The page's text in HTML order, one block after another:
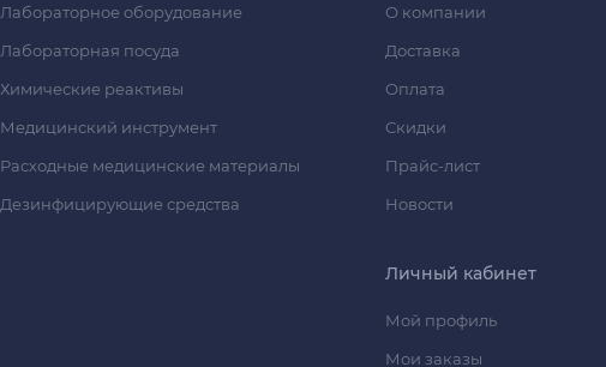
Лабораторное оборудование
Лабораторная посуда
Химические реактивы
Медицинский инструмент
Расходные медицинские материалы
Дезинфицирующие средства
О компании
Доставка
Оплата
Скидки
Прайс-лист
Новости
Личный кабинет
Мой профиль
Мои заказы